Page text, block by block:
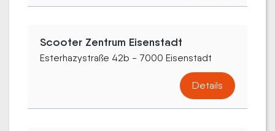
Scooter Zentrum Eisenstadt
Esterhazystraße 42b - 7000 Eisenstadt
Details